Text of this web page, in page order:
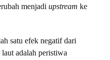
menjadi upstream ke
satu efek negatif dari
adalah peristiwa